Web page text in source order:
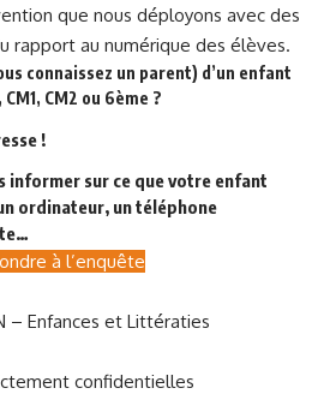
que nous déployons avec des
rapport au numérique des élèves.
connaissez un parent) d’un enfant
CM1, CM2 ou 6ème ?
!
informer sur ce que votre enfant
ordinateur, un téléphone
à l’enquête
– Enfances et Littératies
confidentielles